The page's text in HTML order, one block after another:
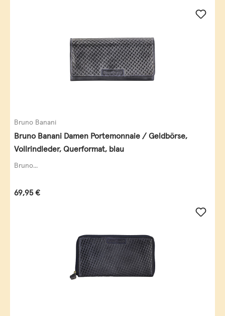
Bruno Banani
Bruno Banani Damen Portemonnaie / Geldbörse,
Vollrindleder, Querformat, blau
Bruno...
Regulärer Preis:
69,95 €